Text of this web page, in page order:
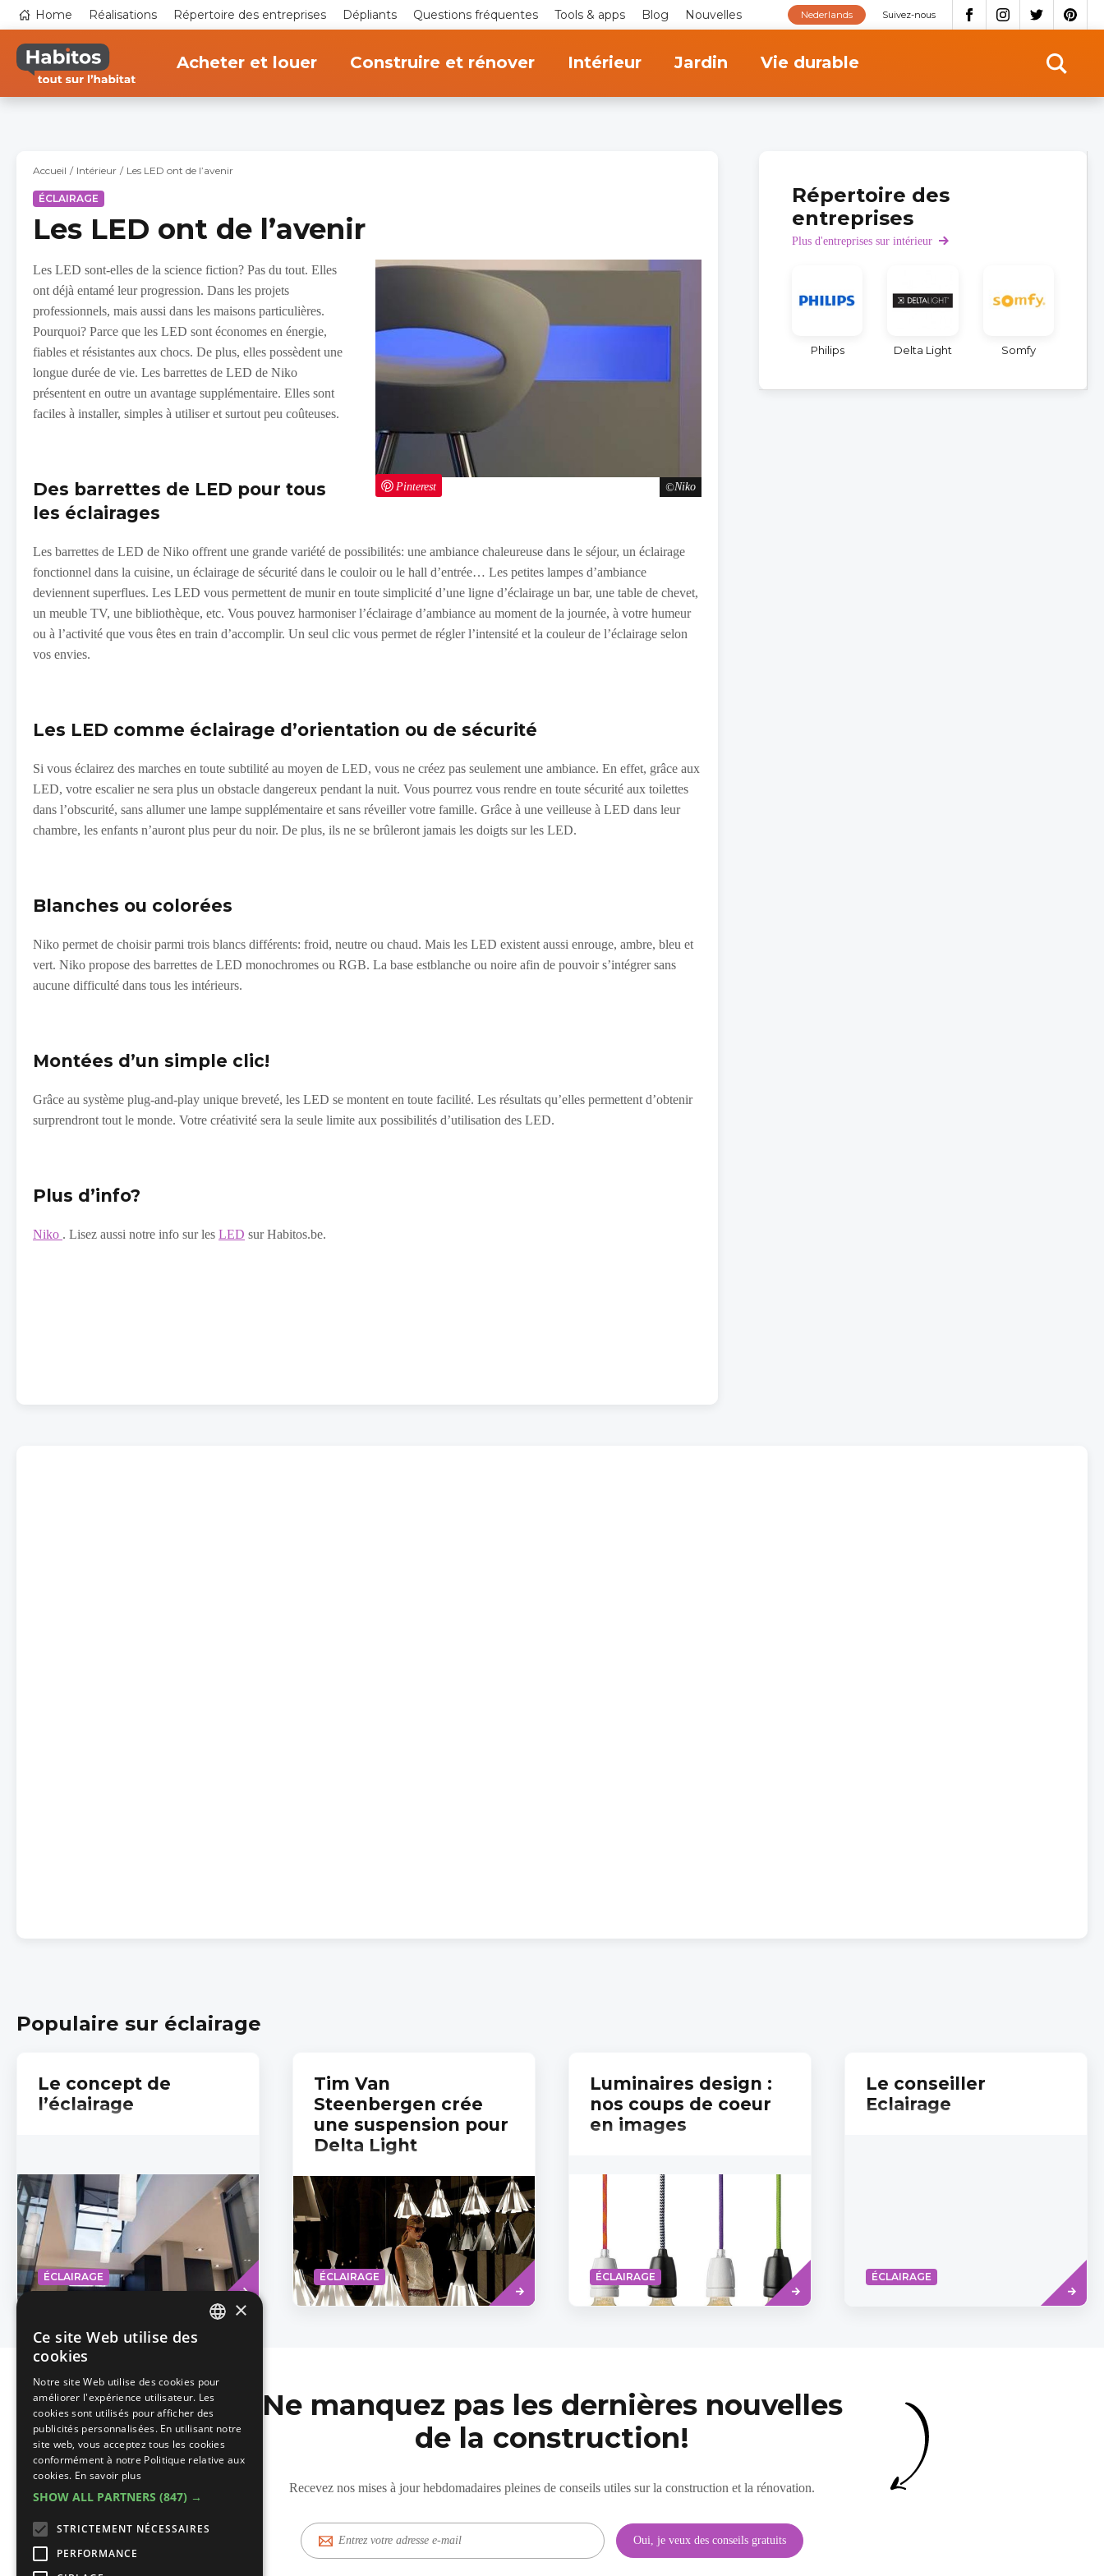
contenu
principal
Top
navigation
Home Réalisations Répertoire des entreprises Dépliants Questions fréquentes Tools & apps Blog Nouvelles Suivez-nous
Nederlands
Acheter et louer Construire et rénover Intérieur Jardin Vie durable
Accueil Intérieur Les LED ont de l’avenir
ÉCLAIRAGE
Les LED ont de l’avenir
Niko
Pinterest
Les LED sont-elles de la science fiction? Pas du tout. Elles
ont déjà entamé leur progression. Dans les projets
professionnels, mais aussi dans les maisons particulières.
Pourquoi? Parce que les LED sont économes en énergie,
fiables et résistantes aux chocs. De plus, elles possèdent une
longue durée de vie. Les barrettes de LED de Niko
présentent en outre un avantage supplémentaire. Elles sont
faciles à installer, simples à utiliser et surtout peu coûteuses.
Des barrettes de LED pour tous
les éclairages
Les barrettes de LED de Niko offrent une grande variété de possibilités: une ambiance chaleureuse dans le séjour, un éclairage
fonctionnel dans la cuisine, un éclairage de sécurité dans le couloir ou le hall d’entrée… Les petites lampes d’ambiance
deviennent superflues. Les LED vous permettent de munir en toute simplicité d’une ligne d’éclairage un bar, une table de chevet,
un meuble TV, une bibliothèque, etc. Vous pouvez harmoniser l’éclairage d’ambiance au moment de la journée, à votre humeur
ou à l’activité que vous êtes en train d’accomplir. Un seul clic vous permet de régler l’intensité et la couleur de l’éclairage selon
vos envies.
Les LED comme éclairage d’orientation ou de sécurité
Si vous éclairez des marches en toute subtilité au moyen de LED, vous ne créez pas seulement une ambiance. En effet, grâce aux
LED, votre escalier ne sera plus un obstacle dangereux pendant la nuit. Vous pourrez vous rendre en toute sécurité aux toilettes
dans l’obscurité, sans allumer une lampe supplémentaire et sans réveiller votre famille. Grâce à une veilleuse à LED dans leur
chambre, les enfants n’auront plus peur du noir. De plus, ils ne se brûleront jamais les doigts sur les LED.
Blanches ou colorées
Niko permet de choisir parmi trois blancs différents: froid, neutre ou chaud. Mais les LED existent aussi enrouge, ambre, bleu et
vert. Niko propose des barrettes de LED monochromes ou RGB. La base estblanche ou noire afin de pouvoir s’intégrer sans
aucune difficulté dans tous les intérieurs.
Montées d’un simple clic!
Grâce au système plug-and-play unique breveté, les LED se montent en toute facilité. Les résultats qu’elles permettent d’obtenir
surprendront tout le monde. Votre créativité sera la seule limite aux possibilités d’utilisation des LED.
Plus d’info?
Niko . Lisez aussi notre info sur les LED sur Habitos.be.
Répertoire des
entreprises
Plus d'entreprises sur intérieur
Philips Delta Light Somfy
Populaire sur éclairage
Le concept de
l’éclairage
ÉCLAIRAGE
Read
more
Tim Van
Steenbergen crée
une suspension pour
Delta Light
ÉCLAIRAGE
Read
more
Luminaires design :
nos coups de coeur
en images
ÉCLAIRAGE
Read
more
Le conseiller
Eclairage
ÉCLAIRAGE
Read
more
Ne manquez pas les dernières nouvelles
de la construction!
Recevez nos mises à jour hebdomadaires pleines de conseils utiles sur la construction et la rénovation.
E-
mail
×
Ce site Web utilise des
cookies
Notre site Web utilise des cookies pour
améliorer l'expérience utilisateur. Les
cookies sont utilisés pour afficher des
publicités personnalisées. En utilisant notre
site web, vous acceptez tous les cookies
conformément à notre Politique relative aux
cookies. En savoir plus
SHOW ALL PARTNERS (847) →
STRICTEMENT NÉCESSAIRES
PERFORMANCE